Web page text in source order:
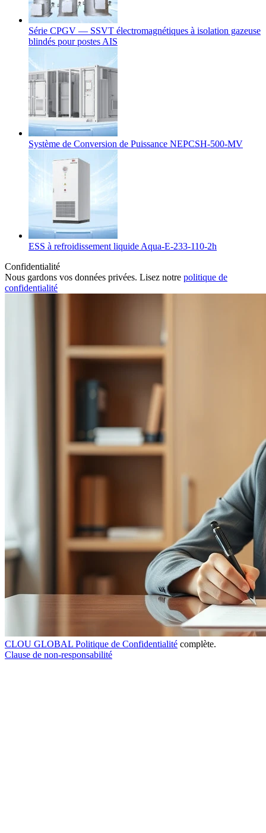
Série CPGV — SSVT électromagnétiques à isolation gazeuse
blindés pour postes AIS
Système de Conversion de Puissance NEPCSH-500-MV
ESS à refroidissement liquide Aqua-E-233-110-2h
Confidentialité
Nous gardons vos données privées. Lisez notre politique de
confidentialité
CLOU GLOBAL Politique de Confidentialité complète.
Clause de non-responsabilité